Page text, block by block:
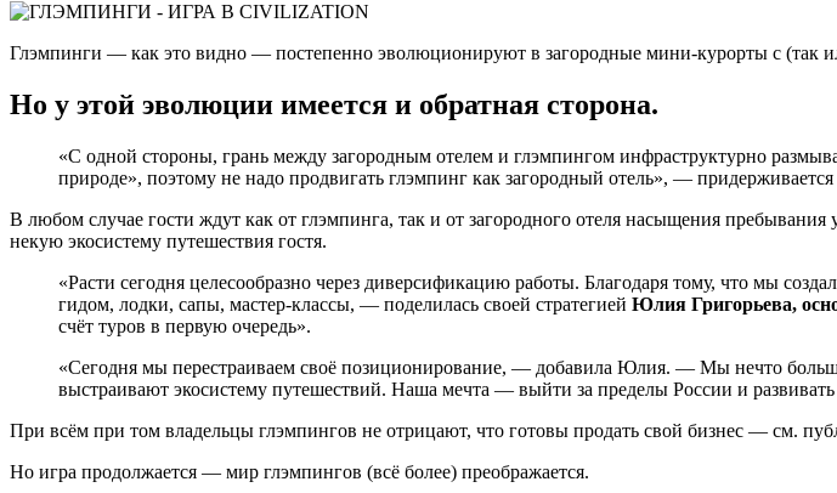
Глэмпинги — как это видно — постепенно эволюционируют в загородные мини-курорты с (так
Но у этой эволюции имеется и обратная сторона.
«С одной стороны, грань между загородным отелем и глэмпингом инфраструктурно
природе», поэтому не надо продвигать глэмпинг как загородный отель», —
В любом случае гости ждут как от глэмпинга, так и от загородного отеля насыщения
некую экосистему путешествия гостя.
«Расти сегодня целесообразно через диверсификацию работы. Благодаря тому, что мы
гидом, лодки, сапы, мастер-классы, — поделилась своей стратегией Юлия Григорьева,
счёт туров в первую очередь».
«Сегодня мы перестраиваем своё позиционирование, — добавила Юлия. — Мы нечто
выстраивают экосистему путешествий. Наша мечта — выйти за пределы России и
При всём при том владельцы глэмпингов не отрицают, что готовы продать свой бизнес — см.
Но игра продолжается — мир глэмпингов (всё более) преображается.